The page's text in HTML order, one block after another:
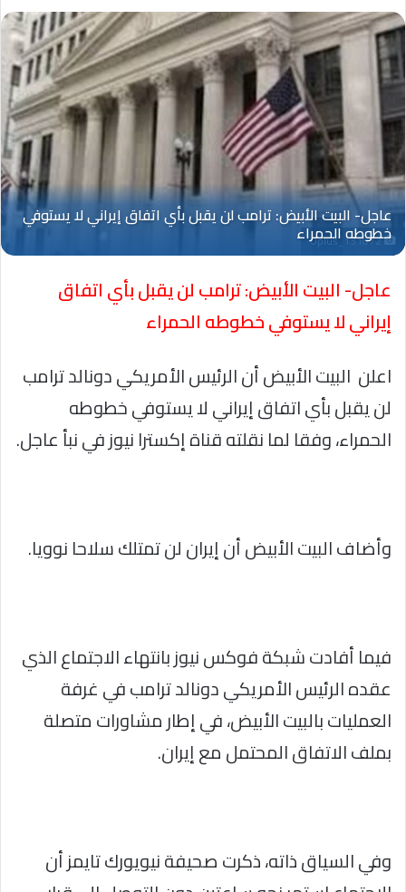
Oplus_131072
عاجل- البيت الأبيض: ترامب لن يقبل بأي اتفاق
إيراني لا يستوفي خطوطه الحمراء
اعلن البيت الأبيض أن الرئيس الأمريكي دونالد ترامب
لن يقبل بأي اتفاق إيراني لا يستوفي خطوطه
الحمراء، وفقا لما نقلته قناة إكسترا نيوز في نبأ عاجل.
وأضاف البيت الأبيض أن إيران لن تمتلك سلاحا نوويا.
فيما أفادت شبكة فوكس نيوز بانتهاء الاجتماع الذي
عقده الرئيس الأمريكي دونالد ترامب في غرفة
العمليات بالبيت الأبيض، في إطار مشاورات متصلة
بملف الاتفاق المحتمل مع إيران.
وفي السياق ذاته، ذكرت صحيفة نيويورك تايمز أن